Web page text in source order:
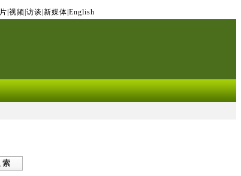
视频 访谈 新媒体 English
索